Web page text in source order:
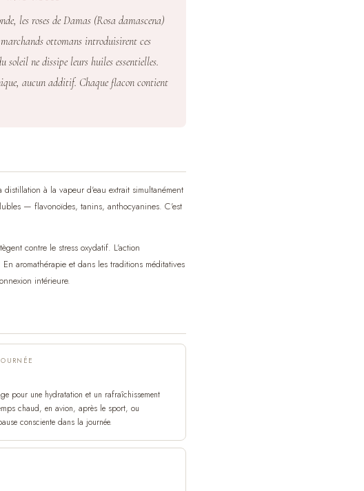
les roses de Damas (Rosa damascena)
ottomans introduisirent ces
ne dissipe leurs huiles essentielles.
aucun additif. Chaque flacon contient
à la vapeur d'eau extrait simultanément
— flavonoïdes, tanins, anthocyanines. C'est
contre le stress oxydatif. L'action
aromathérapie et dans les traditions méditatives
intérieure.
pour une hydratation et un rafraîchissement
chaud, en avion, après le sport, ou
consciente dans la journée.